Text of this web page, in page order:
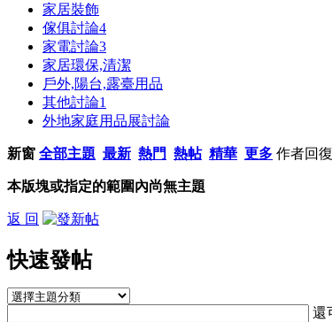
家居裝飾
傢俱討論4
家電討論3
家居環保,清潔
戶外,陽台,露臺用品
其他討論1
外地家庭用品展討論
新窗 全部主題 最新 熱門 熱帖 精華 更多 作者回
本版塊或指定的範圍內尚無主題
返 回
快速發帖
還